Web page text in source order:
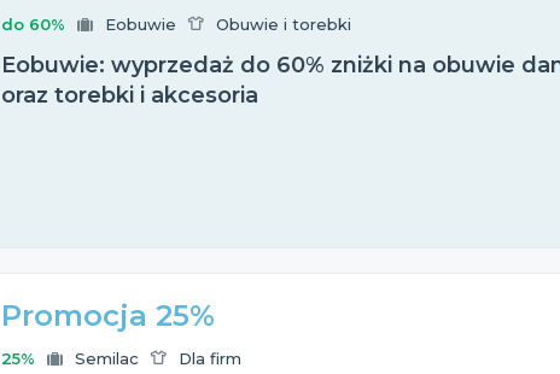
do 60% Eobuwie Obuwie i torebki
Eobuwie: wyprzedaż do 60% zniżki na obuwie
oraz torebki i akcesoria
Promocja 25%
25% Semilac Dla firm